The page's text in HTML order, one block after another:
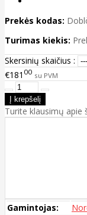
Prekės kodas:
Turimas kiekis:
Skersinių skaičius :
€181 00 su PVM
Turite klausimų apie
Gamintojas: